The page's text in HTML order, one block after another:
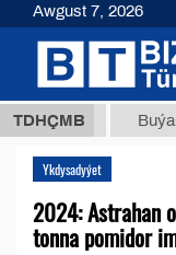
TDHÇMBBuýan
Ykdysadyýet
2024: Astrahan
tonna pomidor
Awgust 7, 2026